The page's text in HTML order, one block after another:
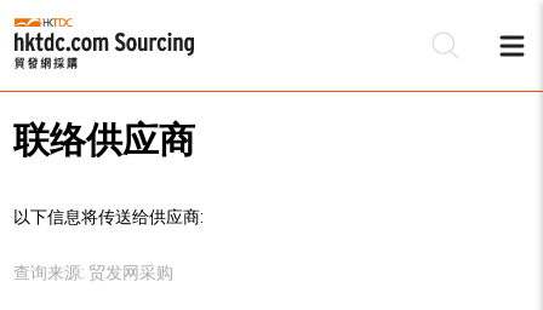
联络供应商
以下信息将传送给供应商:
查询来源: 贸发网采购